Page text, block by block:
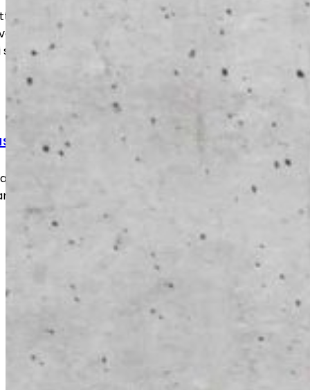
betonipinnan tasaiseksi ja
niin uusille kuin vanhoille lattioille
käyttöön.
kulumat ja vauriot nopeasti ja
takaisin turvalliseen ja toimivaan